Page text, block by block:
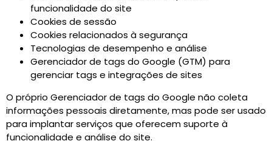
funcionalidade do site
Cookies de sessão
Cookies relacionados à segurança
Tecnologias de desempenho e análise
Gerenciador de tags do Google (GTM) para
gerenciar tags e integrações de sites
O próprio Gerenciador de tags do Google não coleta
informações pessoais diretamente, mas pode ser usado
para implantar serviços que oferecem suporte à
funcionalidade e análise do site.